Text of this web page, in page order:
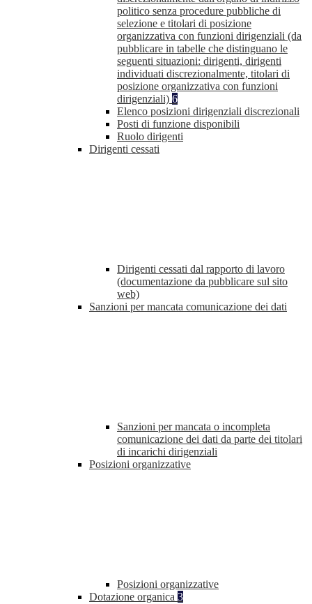
politico senza procedure pubbliche di
selezione e titolari di posizione
organizzativa con funzioni dirigenziali (da
pubblicare in tabelle che distinguano le
seguenti situazioni: dirigenti, dirigenti
individuati discrezionalmente, titolari di
posizione organizzativa con funzioni
dirigenziali) 6
Elenco posizioni dirigenziali discrezionali
Posti di funzione disponibili
Ruolo dirigenti
Dirigenti cessati
Dirigenti cessati dal rapporto di lavoro
(documentazione da pubblicare sul sito
web)
Sanzioni per mancata comunicazione dei dati
Sanzioni per mancata o incompleta
comunicazione dei dati da parte dei titolari
di incarichi dirigenziali
Posizioni organizzative
Posizioni organizzative
Dotazione organica 3